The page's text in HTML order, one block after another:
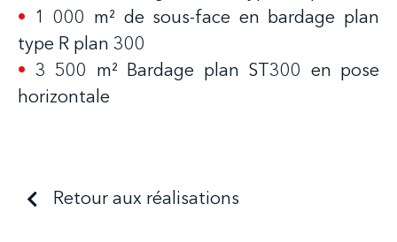
• 1 000 m² de sous-face en bardage plan
type R plan 300
• 3 500 m² Bardage plan ST300 en pose
horizontale
Retour aux réalisations